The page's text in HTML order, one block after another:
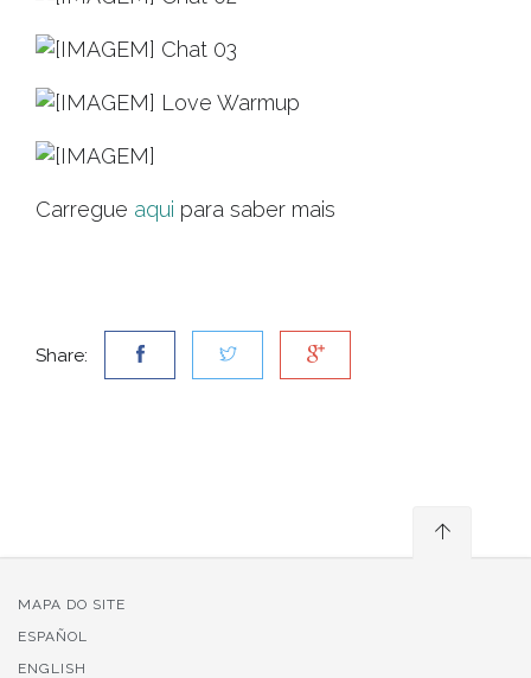
Carregue aqui para saber mais
Share:
MAPA DO SITE
ESPAÑOL
ENGLISH